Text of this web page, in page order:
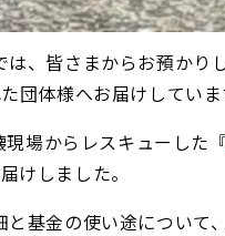
、皆さまからお預かり
団体様へお届けしていま
場からレスキューした
けしました。
基金の使い途について